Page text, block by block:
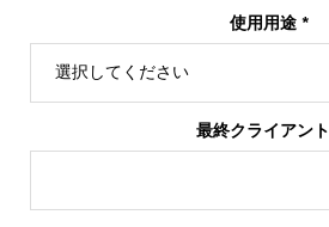
使用用途 *
最終クライアント